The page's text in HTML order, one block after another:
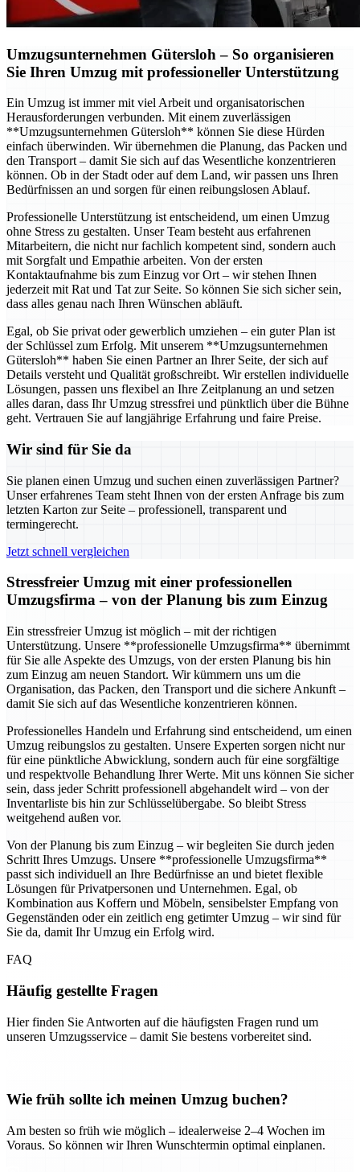
Umzugsunternehmen Gütersloh – So organisieren
Sie Ihren Umzug mit professioneller Unterstützung
Ein Umzug ist immer mit viel Arbeit und organisatorischen
Herausforderungen verbunden. Mit einem zuverlässigen
**Umzugsunternehmen Gütersloh** können Sie diese Hürden
einfach überwinden. Wir übernehmen die Planung, das Packen und
den Transport – damit Sie sich auf das Wesentliche konzentrieren
können. Ob in der Stadt oder auf dem Land, wir passen uns Ihren
Bedürfnissen an und sorgen für einen reibungslosen Ablauf.
Professionelle Unterstützung ist entscheidend, um einen Umzug
ohne Stress zu gestalten. Unser Team besteht aus erfahrenen
Mitarbeitern, die nicht nur fachlich kompetent sind, sondern auch
mit Sorgfalt und Empathie arbeiten. Von der ersten
Kontaktaufnahme bis zum Einzug vor Ort – wir stehen Ihnen
jederzeit mit Rat und Tat zur Seite. So können Sie sich sicher sein,
dass alles genau nach Ihren Wünschen abläuft.
Egal, ob Sie privat oder gewerblich umziehen – ein guter Plan ist
der Schlüssel zum Erfolg. Mit unserem **Umzugsunternehmen
Gütersloh** haben Sie einen Partner an Ihrer Seite, der sich auf
Details versteht und Qualität großschreibt. Wir erstellen individuelle
Lösungen, passen uns flexibel an Ihre Zeitplanung an und setzen
alles daran, dass Ihr Umzug stressfrei und pünktlich über die Bühne
geht. Vertrauen Sie auf langjährige Erfahrung und faire Preise.
Wir sind für Sie da
Sie planen einen Umzug und suchen einen zuverlässigen Partner?
Unser erfahrenes Team steht Ihnen von der ersten Anfrage bis zum
letzten Karton zur Seite – professionell, transparent und
termingerecht.
Jetzt schnell vergleichen
Stressfreier Umzug mit einer professionellen
Umzugsfirma – von der Planung bis zum Einzug
Ein stressfreier Umzug ist möglich – mit der richtigen
Unterstützung. Unsere **professionelle Umzugsfirma** übernimmt
für Sie alle Aspekte des Umzugs, von der ersten Planung bis hin
zum Einzug am neuen Standort. Wir kümmern uns um die
Organisation, das Packen, den Transport und die sichere Ankunft –
damit Sie sich auf das Wesentliche konzentrieren können.
Professionelles Handeln und Erfahrung sind entscheidend, um einen
Umzug reibungslos zu gestalten. Unsere Experten sorgen nicht nur
für eine pünktliche Abwicklung, sondern auch für eine sorgfältige
und respektvolle Behandlung Ihrer Werte. Mit uns können Sie sicher
sein, dass jeder Schritt professionell abgehandelt wird – von der
Inventarliste bis hin zur Schlüsselübergabe. So bleibt Stress
weitgehend außen vor.
Von der Planung bis zum Einzug – wir begleiten Sie durch jeden
Schritt Ihres Umzugs. Unsere **professionelle Umzugsfirma**
passt sich individuell an Ihre Bedürfnisse an und bietet flexible
Lösungen für Privatpersonen und Unternehmen. Egal, ob
Kombination aus Koffern und Möbeln, sensibelster Empfang von
Gegenständen oder ein zeitlich eng getimter Umzug – wir sind für
Sie da, damit Ihr Umzug ein Erfolg wird.
FAQ
Häufig gestellte Fragen
Hier finden Sie Antworten auf die häufigsten Fragen rund um
unseren Umzugsservice – damit Sie bestens vorbereitet sind.
Wie früh sollte ich meinen Umzug buchen?
Am besten so früh wie möglich – idealerweise 2–4 Wochen im
Voraus. So können wir Ihren Wunschtermin optimal einplanen.